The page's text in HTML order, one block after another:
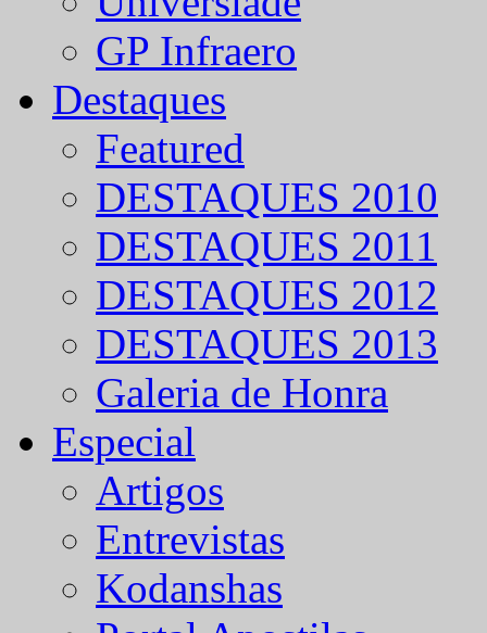
GP Infraero
Destaques
Featured
DESTAQUES 2010
DESTAQUES 2011
DESTAQUES 2012
DESTAQUES 2013
Galeria de Honra
Especial
Artigos
Entrevistas
Kodanshas